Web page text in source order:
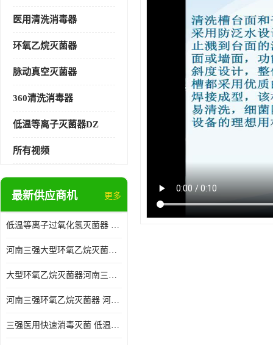
医用清洗消毒器
环氧乙烷灭菌器
脉动真空灭菌器
360清洗消毒器
低温等离子灭菌器DZ
所有视频
最新供应商机 更多
低温等离子过氧化氢灭菌器 河南三强医用快速消毒灭菌 消毒供应中心整体配套方案
河南三强大型环氧乙烷灭菌器 无菌车间净化装修
大型环氧乙烷灭菌器河南三强 一次性物品EO消毒
河南三强环氧乙烷灭菌器 河南三强医用灭菌器 整形医院硅橡胶灭菌器
三强医用快速消毒灭菌 低温等离子过氧化氢灭菌器